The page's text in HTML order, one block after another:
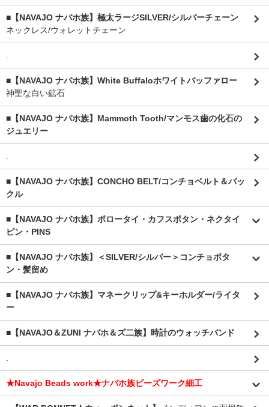
■【NAVAJO ナバホ族】極太ラージSILVER/シルバーチェーン
ネックレス/ウォレットチェーン
.
■【NAVAJO ナバホ族】White Buffaloホワイトバッファロー
神聖な白い鉱石
■【NAVAJO ナバホ族】Mammoth Tooth/マンモス歯の化石の
ジュエリー
.
■【NAVAJO ナバホ族】CONCHO BELT/コンチョベルト＆バッ
クル
■【NAVAJO ナバホ族】ボロータイ・カフスボタン・ネクタイ
ピン・PINS
■【NAVAJO ナバホ族】＜SILVER/シルバー＞コンチョボタ
ン・髪留め
■【NAVAJO ナバホ族】マネークリップ&キーホルダー/ライタ
ー
■【NAVAJO＆ZUNI ナバホ＆ズ二族】時計のウォッチバンド
.
★Navajo Beads work★ナバホ族ビーズワーク細工